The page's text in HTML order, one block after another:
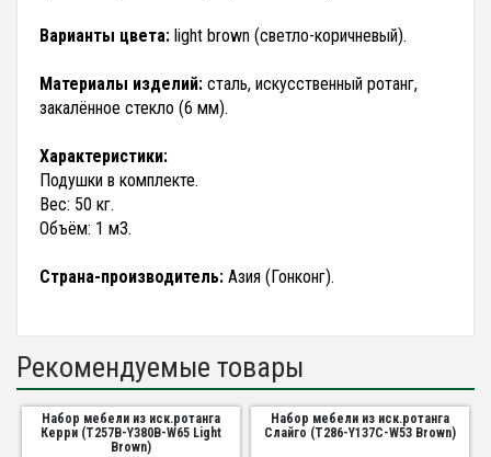
Варианты цвета: light brown (светло-коричневый).
Материалы изделий: сталь, искусственный ротанг,
закалённое стекло (6 мм).
Характеристики:
Подушки в комплекте.
Вес: 50 кг.
Объём: 1 м3.
Страна-производитель: Азия (Гонконг).
Рекомендуемые товары
Набор мебели из иск.ротанга
Керри (T257B-Y380B-W65 Light
Brown)
Набор мебели из иск.ротанга
Слайго (T286-Y137C-W53 Brown)